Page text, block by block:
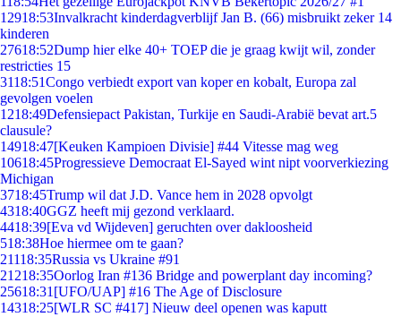
12918:53Invalkracht kinderdagverblijf Jan B. (66) misbruikt zeker 14
kinderen
27618:52Dump hier elke 40+ TOEP die je graag kwijt wil, zonder
restricties 15
3118:51Congo verbiedt export van koper en kobalt, Europa zal
gevolgen voelen
1218:49Defensiepact Pakistan, Turkije en Saudi-Arabië bevat art.5
clausule?
14918:47[Keuken Kampioen Divisie] #44 Vitesse mag weg
10618:45Progressieve Democraat El-Sayed wint nipt voorverkiezing
Michigan
3718:45Trump wil dat J.D. Vance hem in 2028 opvolgt
4318:40GGZ heeft mij gezond verklaard.
4418:39[Eva vd Wijdeven] geruchten over dakloosheid
518:38Hoe hiermee om te gaan?
21118:35Russia vs Ukraine #91
21218:35Oorlog Iran #136 Bridge and powerplant day incoming?
25618:31 [UFO/UAP] #16 The Age of Disclosure
14318:25[WLR SC #417] Nieuw deel openen was kaputt